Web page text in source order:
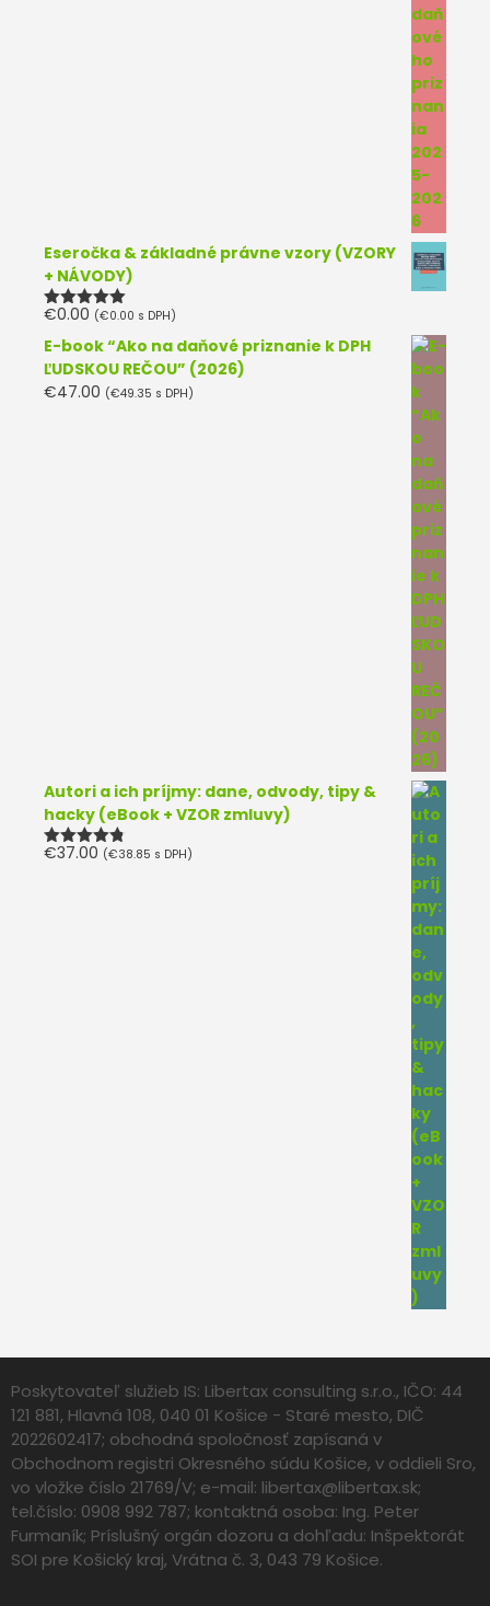
Eseročka & základné právne vzory (VZORY
+ NÁVODY)
Hodnotenie
€0.00 (€0.00 s DPH)
E-book “Ako na daňové priznanie k DPH
ĽUDSKOU REČOU” (2026)
€47.00 (€49.35 s DPH)
Autori a ich príjmy: dane, odvody, tipy &
hacky (eBook + VZOR zmluvy)
Hodnotenie
€37.00 (€38.85 s DPH)
Poskytovateľ služieb IS: Libertax consulting s.r.o., IČO: 44
121 881, Hlavná 108, 040 01 Košice - Staré mesto, DIČ
2022602417; obchodná spoločnosť zapísaná v
Obchodnom registri Okresného súdu Košice, v oddieli Sro,
vo vložke číslo 21769/V; e-mail: libertax@libertax.sk;
tel.číslo: 0908 992 787; kontaktná osoba: Ing. Peter
Furmaník; Príslušný orgán dozoru a dohľadu: Inšpektorát
SOI pre Košický kraj, Vrátna č. 3, 043 79 Košice.